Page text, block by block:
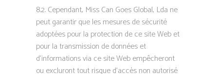
8.2. Cependant, Miss Can Goes Global, Lda ne
peut garantir que les mesures de sécurité
adoptées pour la protection de ce site Web et
pour la transmission de données et
d’informations via ce site Web empêcheront
ou excluront tout risque d’accès non autorisé